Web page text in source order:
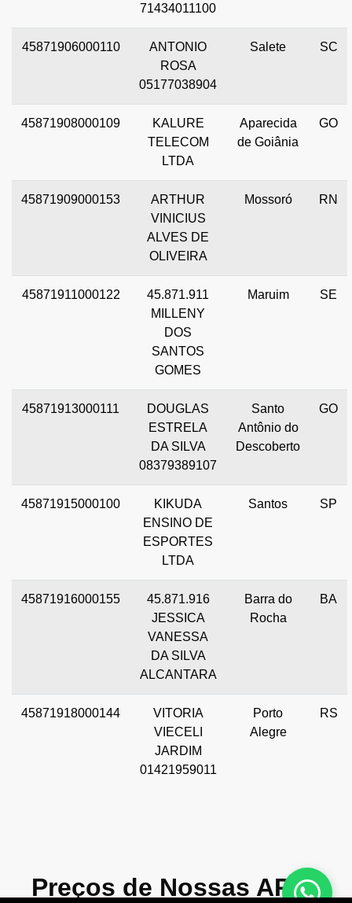
71434011100
45871906000110
ANTONIO
ROSA
05177038904
Salete SC
45871908000109
KALURE
TELECOM
LTDA
Aparecida
de Goiânia
GO
45871909000153
ARTHUR
VINICIUS
ALVES DE
OLIVEIRA
Mossoró RN
45871911000122
45.871.911
MILLENY
DOS
SANTOS
GOMES
Maruim SE
45871913000111
DOUGLAS
ESTRELA
DA SILVA
08379389107
Santo
Antônio do
Descoberto
GO
45871915000100
KIKUDA
ENSINO DE
ESPORTES
LTDA
Santos SP
45871916000155
45.871.916
JESSICA
VANESSA
DA SILVA
ALCANTARA
Barra do
Rocha
BA
45871918000144
VITORIA
VIECELI
JARDIM
01421959011
Porto
Alegre
RS
Preços de Nossas APIs!